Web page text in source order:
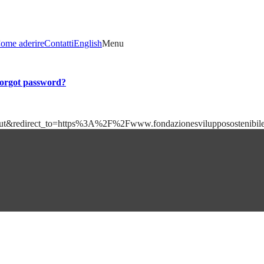
aderireContattiEnglishMenu
password?